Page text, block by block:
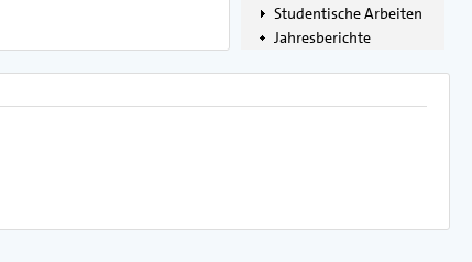
Studentische Arbeiten
Jahresberichte